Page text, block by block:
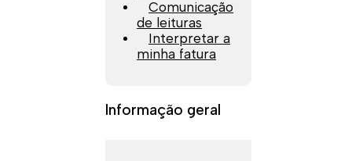
Comunicação
de leituras
Interpretar a
minha fatura
Informação geral